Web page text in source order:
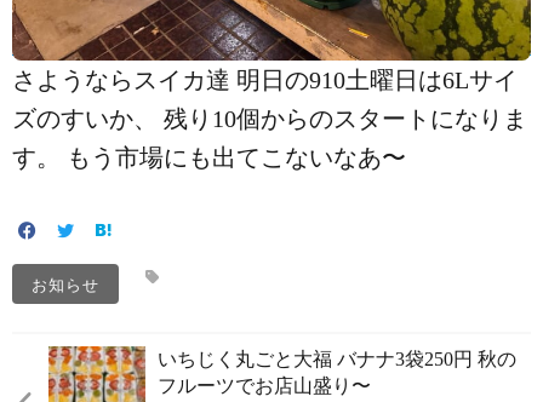
さようならスイカ達 明日の910土曜日は6Lサイ
ズのすいか、 残り10個からのスタートになりま
す。 もう市場にも出てこないなあ〜
お知らせ
いちじく丸ごと大福️ バナナ3袋250円 秋の
フルーツでお店山盛り〜️